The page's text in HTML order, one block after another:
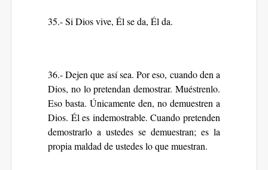
35.- Si Dios vive, Él se da, Él da.
36.- Dejen que así sea. Por eso, cuando den a
Dios, no lo pretendan demostrar. Muéstrenlo.
Eso basta. Únicamente den, no demuestren a
Dios. Él es indemostrable. Cuando pretenden
demostrarlo a ustedes se demuestran; es la
propia maldad de ustedes lo que muestran.